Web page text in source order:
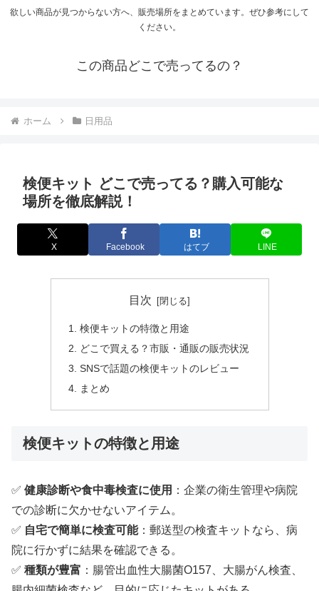
欲しい商品が見つからない方へ、販売場所をまとめています。ぜひ参考にして
ください。
この商品どこで売ってるの？
ホーム 日用品
検便キット どこで売ってる？購入可能な
場所を徹底解説！
X Facebook はてブ LINE
目次
検便キットの特徴と用途
どこで買える？市販・通販の販売状況
SNSで話題の検便キットのレビュー
まとめ
検便キットの特徴と用途
✅ 健康診断や食中毒検査に使用 ：企業の衛生管理や病院
での診断に欠かせないアイテム。
✅ 自宅で簡単に検査可能：郵送型の検査キットなら、病
院に行かずに結果を確認できる。
✅ 種類が豊富 ：腸管出血性大腸菌O157、大腸がん検査、